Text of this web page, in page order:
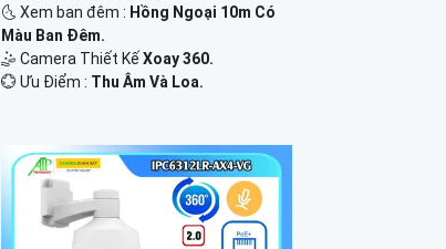
🌜 Xem ban đêm : Hồng Ngoại 10m Có
Màu Ban Đêm.
🤹 Camera Thiết Kế Xoay 360.
️💮 Ưu Điểm : Thu Âm Và Loa.